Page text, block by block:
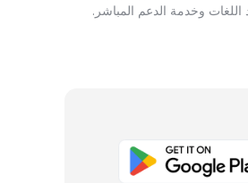
اللغات وخدمة الدعم المباشر.